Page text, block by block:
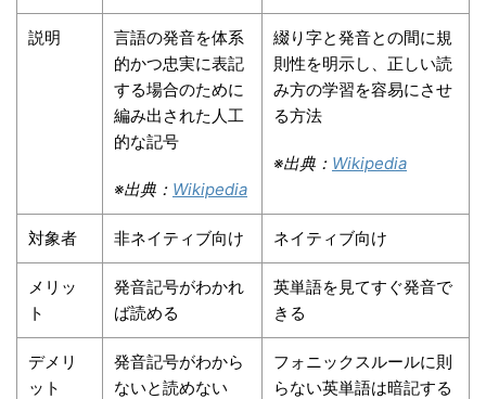
説明
言語の発音を体系
的かつ忠実に表記
する場合のために
編み出された人工
的な記号
※出典： Wikipedia
綴り字と発音との間に規
則性を明示し、正しい読
み方の学習を容易にさせ
る方法
※出典： Wikipedia
対象者 非ネイティブ向け ネイティブ向け
メリッ
ト
発音記号がわかれ
ば読める
英単語を見てすぐ発音で
きる
デメリ
ット
発音記号がわから
ないと読めない
フォニックスルールに則
らない英単語は暗記する